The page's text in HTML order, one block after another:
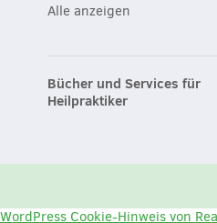
Alle anzeigen
Bücher und Services für
Heilpraktiker
WordPress Cookie-Hinweis von